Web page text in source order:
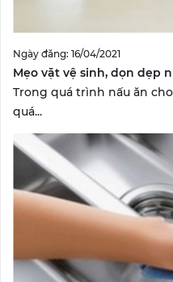
Ngày đăng: 16/04/2021
Mẹo vặt vệ sinh, dọn dẹp
Trong quá trình nấu ăn
quá...